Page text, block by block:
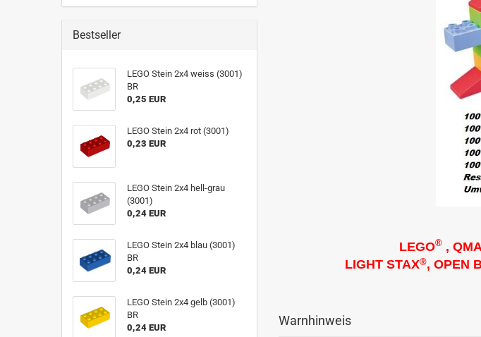
LEGO® ,
LIGHT STAX®, OPEN
Warnhinweis
Bestseller
LEGO Stein 2x4 weiss (3001)
BR
0,25 EUR
LEGO Stein 2x4 rot (3001)
0,23 EUR
LEGO Stein 2x4 hell-grau
(3001)
0,24 EUR
LEGO Stein 2x4 blau (3001)
BR
0,24 EUR
LEGO Stein 2x4 gelb (3001)
BR
0,24 EUR